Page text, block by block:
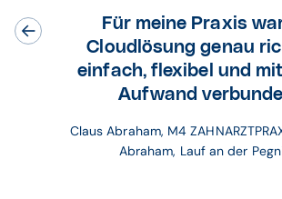
Für meine Praxis
Cloudlösung genau
einfach, flexibel und
Aufwand
Claus Abraham, M4
Abraham, Lauf an der